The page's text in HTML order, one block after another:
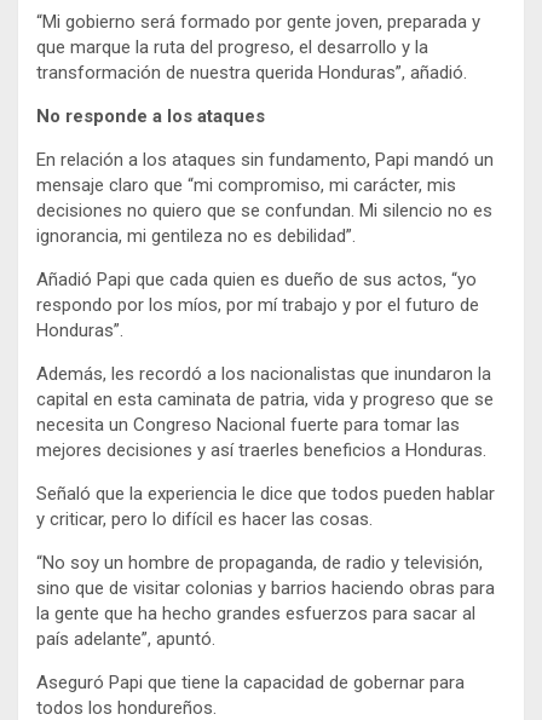
“Mi gobierno será formado por gente joven, preparada y
que marque la ruta del progreso, el desarrollo y la
transformación de nuestra querida Honduras”, añadió.
No responde a los ataques
En relación a los ataques sin fundamento, Papi mandó un
mensaje claro que “mi compromiso, mi carácter, mis
decisiones no quiero que se confundan. Mi silencio no es
ignorancia, mi gentileza no es debilidad”.
Añadió Papi que cada quien es dueño de sus actos, “yo
respondo por los míos, por mí trabajo y por el futuro de
Honduras”.
Además, les recordó a los nacionalistas que inundaron la
capital en esta caminata de patria, vida y progreso que se
necesita un Congreso Nacional fuerte para tomar las
mejores decisiones y así traerles beneficios a Honduras.
Señaló que la experiencia le dice que todos pueden hablar
y criticar, pero lo difícil es hacer las cosas.
“No soy un hombre de propaganda, de radio y televisión,
sino que de visitar colonias y barrios haciendo obras para
la gente que ha hecho grandes esfuerzos para sacar al
país adelante”, apuntó.
Aseguró Papi que tiene la capacidad de gobernar para
todos los hondureños.